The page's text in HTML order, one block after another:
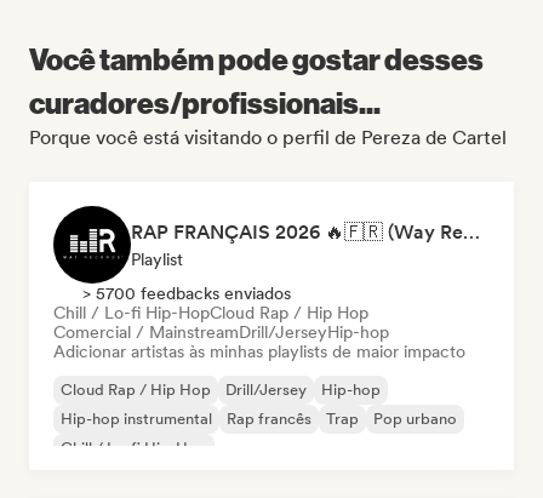
Você também pode gostar desses
curadores/profissionais...
Porque você está visitando o perfil de Pereza de Cartel
RAP FRANÇAIS 2026 🔥🇫🇷 (Way Records)
Playlist
> 5700 feedbacks enviados
Chill / Lo-fi Hip-HopCloud Rap / Hip Hop
Comercial / MainstreamDrill/JerseyHip-hop
Adicionar artistas às minhas playlists de maior impacto
Cloud Rap / Hip Hop Drill/Jersey
Hip-hop
Hip-hop instrumental
Rap francês Trap
Pop urbano
Chill / Lo-fi Hip-Hop